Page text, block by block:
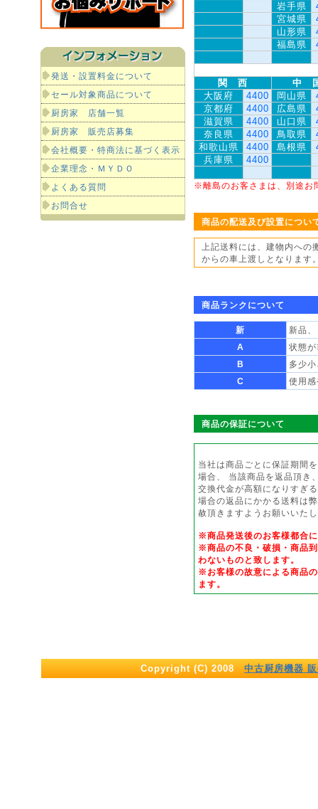
発送・設置料金について
セール対象商品について
厨房家 店舗一覧
厨房家 販売店募集
会社概要・特商法に基づく表示
企業理念・ＭＹＤＯ
よくある質問
お問合せ
岩手県
宮城県
山形県
福島県
関 西
中
大阪府
4400 岡山県
京都府
4400 広島県
滋賀県
4400 山口県
奈良県
4400 鳥取県
和歌山県
4400 島根県
兵庫県
4400
※離島のお客さまは、別途お
商品の配送及び設置につい
上記送料には、建物内へ
からの車上渡しとなります
商品ランクについて
新
新品
A
状態
B
多少
C
使用
商品の保証について
当社は商品ごとに保証期間
場合、 当該商品を返品頂き
交換代金が高額になりすぎ
場合の返品にかかる送料は
赦頂きますようお願いいた
※商品発送後のお客様都合
※商品の不良・破損・商品
わないものと致します。
※お客様の故意による商品
ます。
Copyright (C) 2008 中古厨房機器